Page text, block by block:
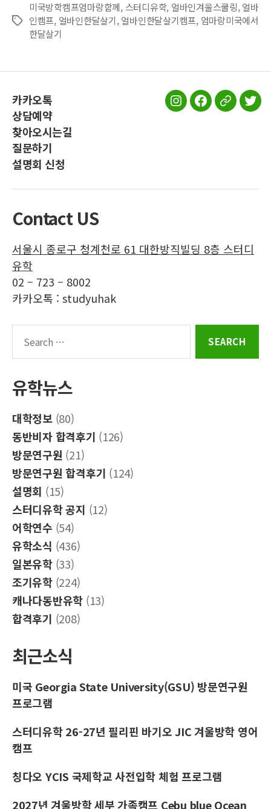
Tags
미국방학캠프엄마랑함께, 스터디유학, 얼바인겨울스쿨링, 얼바
인캠프, 얼바인한달살기, 얼바인한달살기캠프, 엄마랑미국에서
한달살기
카카오톡
상담예약
찾아오시는길
질문하기
설명회 신청
스
인
램
스
페
스
공
그
스
트
Contact US
서울시 종로구 청계천로 61 대한방직빌딩 8층 스터디
유학
02 – 723 – 8002
카카오톡 : studyuhak
유학뉴스
대학정보(80)
동반비자 합격후기 (126)
방문연구원 (21)
방문연구원 합격후기 (124)
설명회 (15)
스터디유학 공지 (12)
어학연수 (54)
유학소식 (436)
일본유학(33)
조기유학(224)
캐나다동반유학 (13)
합격후기 (208)
최근소식
미국 Georgia State University(GSU) 방문연구원
프로그램
스터디유학 26-27년 필리핀 바기오 JIC 겨울방학 영어
캠프
칭다오 YCIS 국제학교 사전입학 체험 프로그램
2027년 겨울방학 세부 가족캠프 Cebu blue Ocean